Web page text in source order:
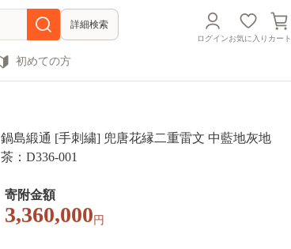
詳細検索
ログインお気に入り カート
初めての方
鍋島緞通 [手刺繍] 兜唐花縁二重雷文 中藍地灰地
茶：D336-001
寄附金額
3,360,000 円